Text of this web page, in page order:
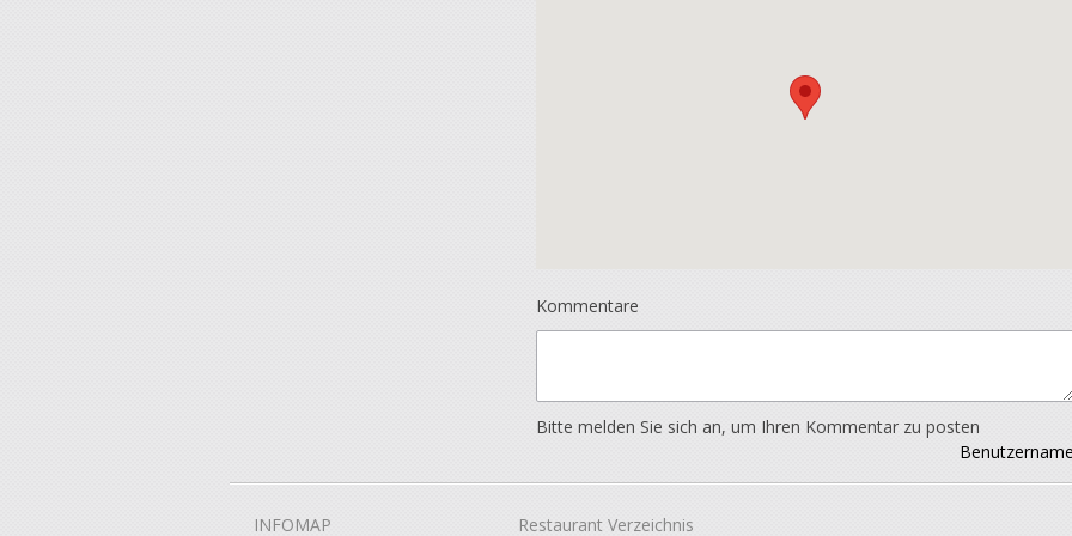
Kommentare
Bitte melden Sie sich an, um Ihren Kommentar zu posten
INFOMAP
Restaurant Verzeichnis